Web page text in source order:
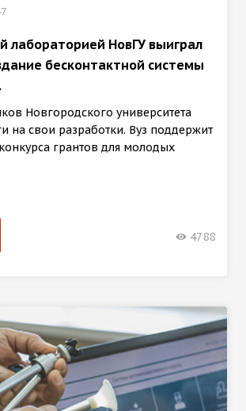
лабораторией НовГУ выиграл
бесконтактной системы
Новгородского университета
на свои разработки. Вуз поддержит
грантов для молодых
4788